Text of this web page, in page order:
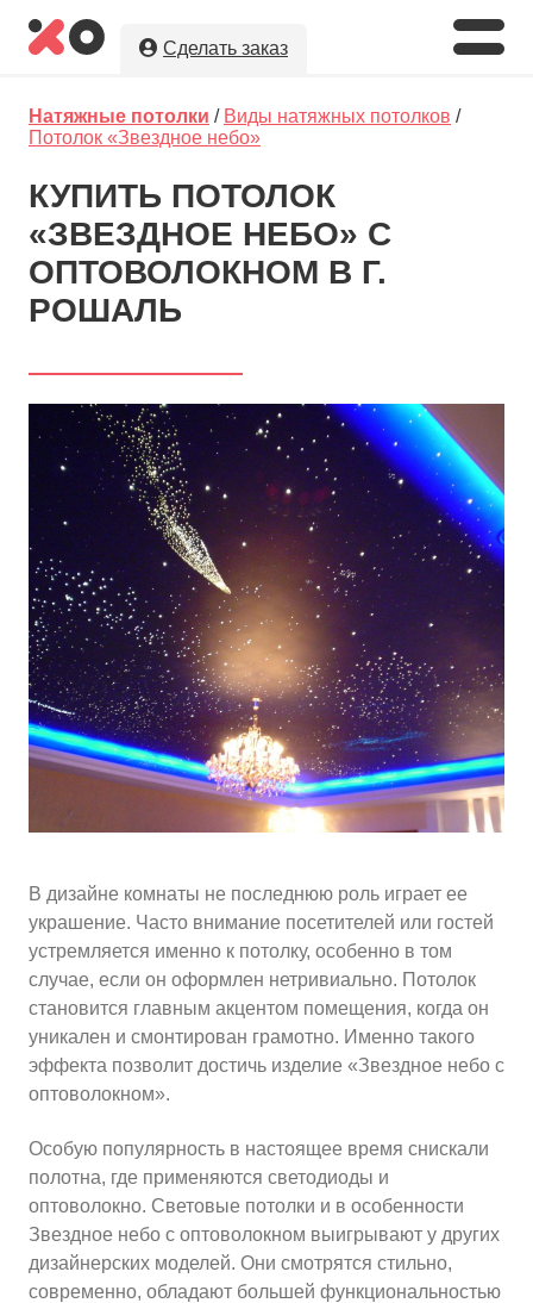
Сделать заказ
мы предложим Вамлучшую цену
натяжные потолки в г. Рошаль!
Оставляя заявку, Вы даете разрешение на
обработку и хранение Ваших персональных данных.
Вы сохраните полную анонимность до выбора
исполнителя.
5
10м ≈4310 руб.
Ориентировочная площадь Вашего потолка
99
Подобрать исполнителя
Натяжные потолки / Виды натяжных потолков /
Потолок «Звездное небо»
КУПИТЬ ПОТОЛОК
«ЗВЕЗДНОЕ НЕБО» С
ОПТОВОЛОКНОМ В Г.
РОШАЛЬ
В дизайне комнаты не последнюю роль играет ее
украшение. Часто внимание посетителей или гостей
устремляется именно к потолку, особенно в том
случае, если он оформлен нетривиально. Потолок
становится главным акцентом помещения, когда он
уникален и смонтирован грамотно. Именно такого
эффекта позволит достичь изделие «Звездное небо с
оптоволокном».
Особую популярность в настоящее время снискали
полотна, где применяются светодиоды и
оптоволокно. Световые потолки и в особенности
Звездное небо с оптоволокном выигрывают у других
дизайнерских моделей. Они смотрятся стильно,
современно, обладают большей функциональностью